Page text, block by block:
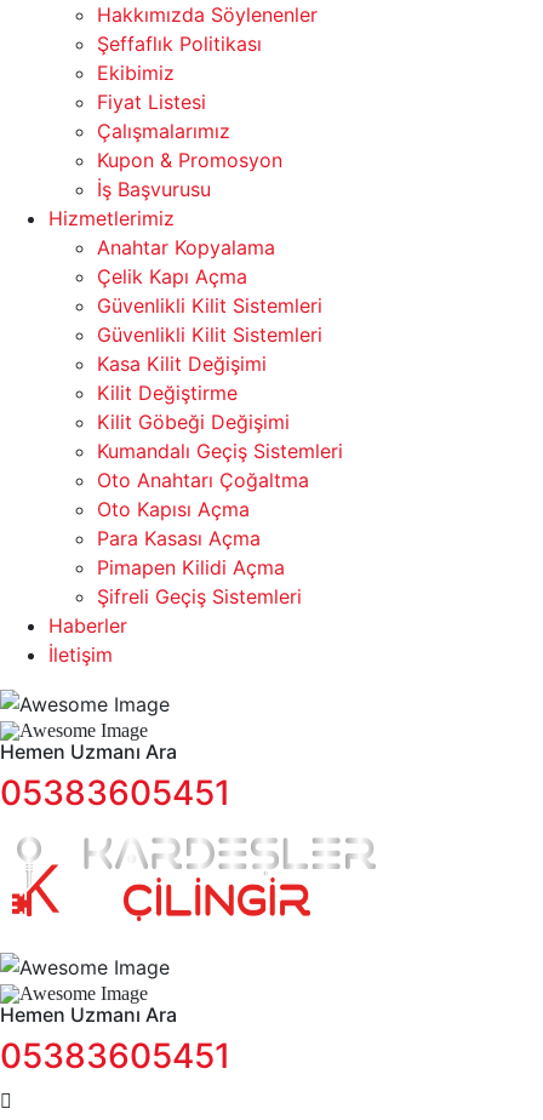
Hakkımızda Söylenenler
Şeffaflık Politikası
Ekibimiz
Fiyat Listesi
Çalışmalarımız
Kupon & Promosyon
İş Başvurusu
Hizmetlerimiz
Anahtar Kopyalama
Çelik Kapı Açma
Güvenlikli Kilit Sistemleri
Güvenlikli Kilit Sistemleri
Kasa Kilit Değişimi
Kilit Değiştirme
Kilit Göbeği Değişimi
Kumandalı Geçiş Sistemleri
Oto Anahtarı Çoğaltma
Oto Kapısı Açma
Para Kasası Açma
Pimapen Kilidi Açma
Şifreli Geçiş Sistemleri
Haberler
İletişim
Hemen Uzmanı Ara
05383605451
Hemen Uzmanı Ara
05383605451